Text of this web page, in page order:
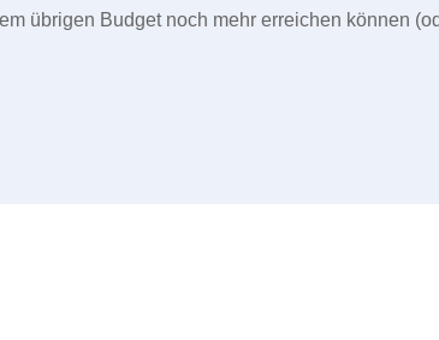
übrigen Budget noch mehr erreichen können